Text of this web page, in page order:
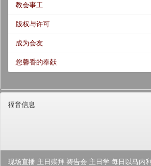
教会事工
版权与许可
成为会友
您馨香的奉献
福音信息
现场直播 主日崇拜 祷告会 主日学 每日以马内利